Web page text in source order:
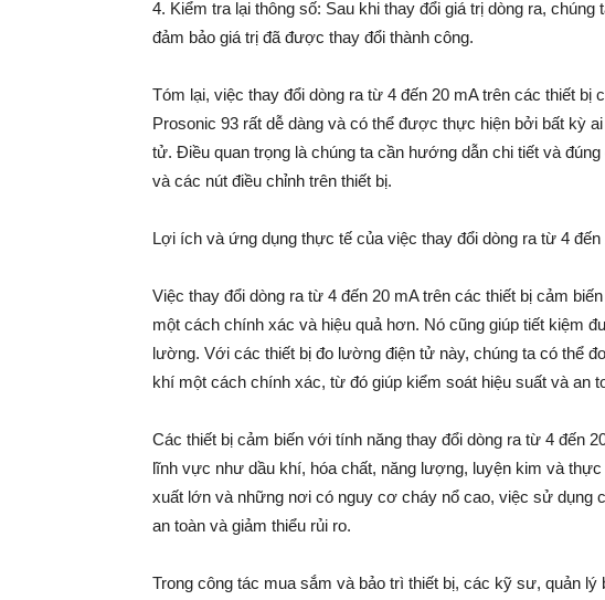
4. Kiểm tra lại thông số: Sau khi thay đổi giá trị dòng ra,
đảm bảo giá trị đã được thay đổi thành công.
Tóm lại, việc thay đổi dòng ra từ 4 đến 20 mA trên các thiết bị
Prosonic 93 rất dễ dàng và có thể được thực hiện bởi bất kỳ
tử. Điều quan trọng là chúng ta cần hướng dẫn chi tiết và
và các nút điều chỉnh trên thiết bị.
Lợi ích và ứng dụng thực tế của việc thay đổi dòng ra từ 4
Việc thay đổi dòng ra từ 4 đến 20 mA trên các thiết bị cảm
một cách chính xác và hiệu quả hơn. Nó cũng giúp tiết kiệm
lường. Với các thiết bị đo lường điện tử này, chúng ta có thể
khí một cách chính xác, từ đó giúp kiểm soát hiệu suất và an
Các thiết bị cảm biến với tính năng thay đổi dòng ra từ 4 đến
lĩnh vực như dầu khí, hóa chất, năng lượng, luyện kim và
xuất lớn và những nơi có nguy cơ cháy nổ cao, việc sử dụng
an toàn và giảm thiểu rủi ro.
Trong công tác mua sắm và bảo trì thiết bị, các kỹ sư, quản